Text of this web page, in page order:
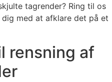
tagrender? Ring til os
med at afklare det på et
rensning af